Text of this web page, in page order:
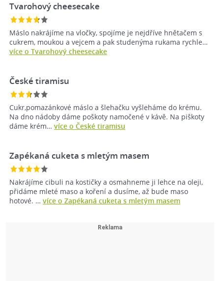
Tvarohový cheesecake
Máslo nakrájíme na vločky, spojíme je nejdříve hnětačem s
cukrem, moukou a vejcem a pak studenýma rukama rychle…
více o Tvarohový cheesecake
České tiramisu
Cukr,pomazánkové máslo a šlehačku vyšleháme do krému.
Na dno nádoby dáme poškoty namočené v kávě. Na piškoty
dáme krém… více o České tiramisu
Zapékaná cuketa s mletým masem
Nakrájíme cibuli na kostičky a osmahneme ji lehce na oleji,
přidáme mleté maso a koření a dusíme, až bude maso
hotové. … více o Zapékaná cuketa s mletým masem